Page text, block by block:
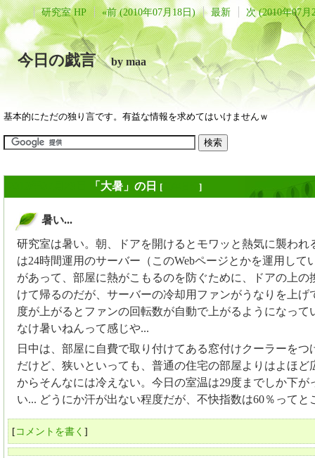
研究室 HP «前 (2010年07月18日) 最新 次 (2010年07月
今日の戯言by maa
基本的にただの独り言です。有益な情報を求めてはいけませんｗ
「大暑」の日 [ ]
暑い...
研究室は暑い。朝、ドアを開けるとモワッと熱気に襲われ
は24時間運用のサーバー（このWebページとかを運用して
があって、部屋に熱がこもるのを防ぐために、ドアの上の
けて帰るのだが、サーバーの冷却用ファンがうなりを上げ
度が上がるとファンの回転数が自動で上がるようになって
なけ暑いねんって感じや...
日中は、部屋に自費で取り付けてある窓付けクーラーをつ
だけど、狭いといっても、普通の住宅の部屋よりはよほど
からそんなには冷えない。今日の室温は29度までしか下が
い... どうにか汗が出ない程度だが、不快指数は60％ってと
[コメントを書く ]